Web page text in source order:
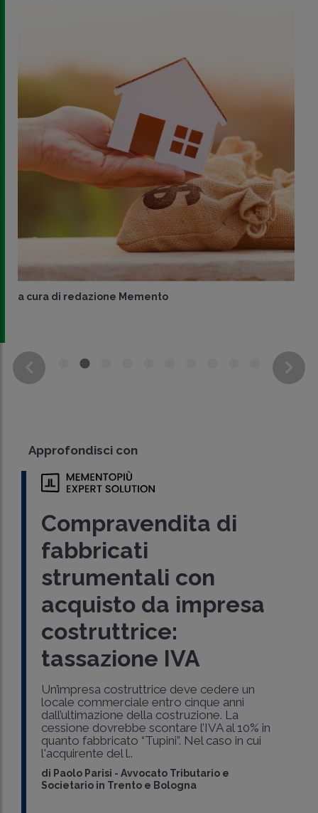
a cura di redazione Memento
Approfondisci con
Compravendita di
fabbricati
strumentali con
acquisto da impresa
costruttrice:
tassazione IVA
Un’impresa costruttrice deve cedere un
locale commerciale entro cinque anni
dall’ultimazione della costruzione. La
cessione dovrebbe scontare l’IVA al 10% in
quanto fabbricato “Tupini”. Nel caso in cui
l'acquirente del l..
di Paolo Parisi -Avvocato Tributario e
Societario in Trento e Bologna